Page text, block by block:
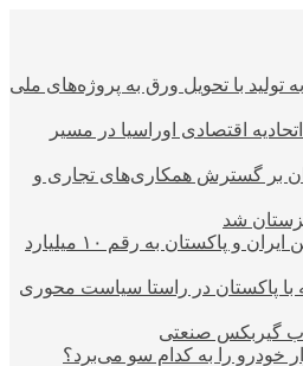
تولید با تحویل ورق به پروژه‌های ملی
اقتصادی اوراسیا در مسیر
بر گسترش همکاری‌های تجاری و
شد
افزایش حجم تجارت بین ایران و پاکستان به رقم ۱۰ میلیارد
با پاکستان در راستا سیاست محوری
گیربکس صنعتی
خودرو را به کدام سو می‌برد؟